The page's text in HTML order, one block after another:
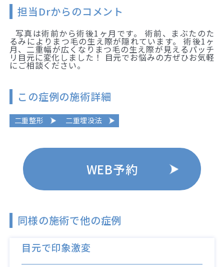
担当Drからのコメント
写真は術前から術後1ヶ月です。 術前、まぶたのた
るみによりまつ毛の生え際が隠れています。 術後1ヶ
月、二重幅が広くなりまつ毛の生え際が見えるパッチ
リ目元に変化しました！ 目元でお悩みの方ぜひお気軽
にご相談ください。
この症例の施術詳細
二重整形 二重埋没法
WEB予約
同様の施術で他の症例
目元で印象激変